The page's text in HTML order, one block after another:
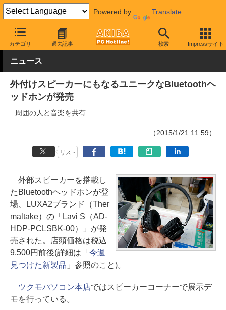
Powered by Translate
カテゴリ 過去記事 検索 Impressサイト
AKIBA PC Hotline! PC周辺機器 ヘッドセット・スピーカー ヘ
ニュース
外付けスピーカーにもなるユニークなBluetoothヘ
ッドホンが発売
周囲の人と音楽を共有
（2015/1/21 11:59）
リスト
外部スピーカーを搭載し
たBluetoothヘッドホンが登
場、LUXA2ブランド（Ther
maltake）の「Lavi S（AD-
HDP-PCLSBK-00）」が発
売された。店頭価格は税込
9,500円前後(詳細は「 今週
見つけた新製品 」参照のこと)。
ツクモパソコン本店ではスピーカーコーナーで展示デ
モを行っている。